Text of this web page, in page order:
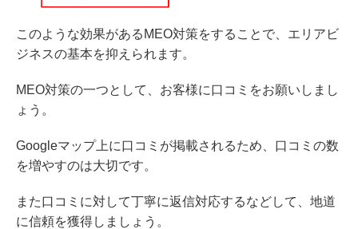
このような効果があるMEO対策をすることで、エリアビ
ジネスの基本を抑えられます。
MEO対策の一つとして、お客様に口コミをお願いしまし
ょう。
Googleマップ上に口コミが掲載されるため、口コミの数
を増やすのは大切です。
また口コミに対して丁寧に返信対応するなどして、地道
に信頼を獲得しましょう。